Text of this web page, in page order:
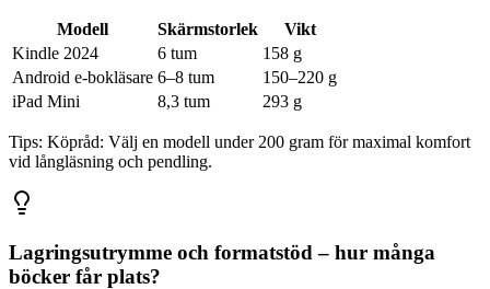
Modell Skärmstorlek
Vikt
Kindle 2024
6 tum
158 g
Android e-bokläsare 6–8 tum
150–220 g
iPad Mini
8,3 tum 293 g
Tips: Köpråd: Välj en modell under 200 gram för maximal komfort
vid långläsning och pendling.
Lagringsutrymme och formatstöd – hur många
böcker får plats?